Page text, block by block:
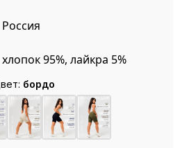
Россия
хлопок 95%, лайкра 5%
бордо